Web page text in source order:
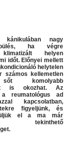
nagy
ha végre
klimatizált helyen
időt. Előnyei mellett
helytelen
számos kellemetlen
komolyabb
is okozhat. Az
a reumatológus ad
kapcsolatban,
figyeljünk, és
el a ma már
tekinthető